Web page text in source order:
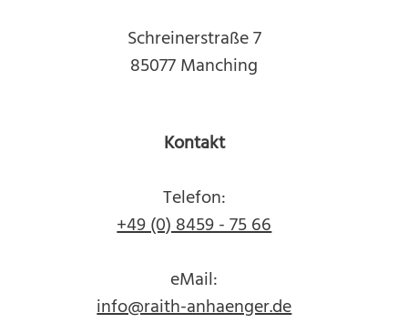
Schreinerstraße 7
85077 Manching
Kontakt
Telefon:
+49 (0) 8459 - 75 66
eMail:
info@raith-anhaenger.de